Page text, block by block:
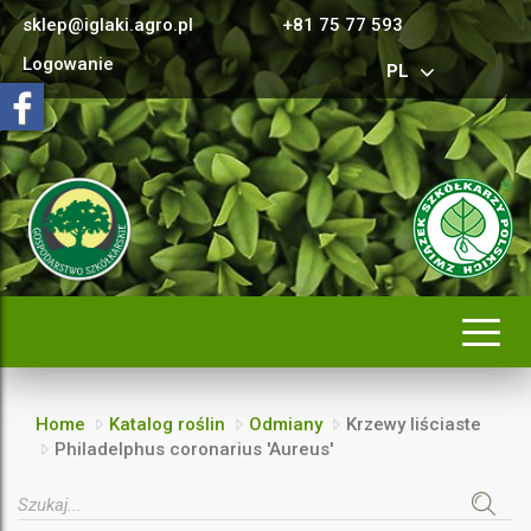
sklep@iglaki.agro.pl
+81 75 77 593
Logowanie
PL
Home Katalog roślin Odmiany
Krzewy liściaste
Philadelphus coronarius 'Aureus'